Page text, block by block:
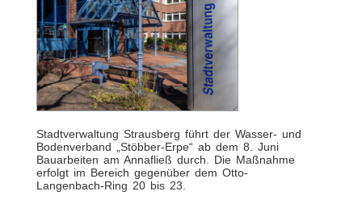
Stadtverwaltung Strausberg führt der Wasser- und
Bodenverband „Stöbber-Erpe“ ab dem 8. Juni
Bauarbeiten am Annafließ durch. Die Maßnahme
erfolgt im Bereich gegenüber dem Otto-
Langenbach-Ring 20 bis 23.